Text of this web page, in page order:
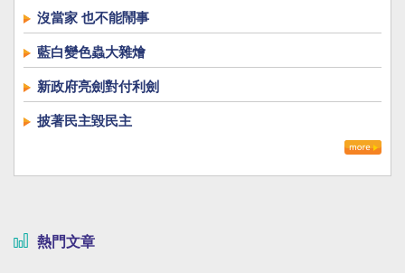
沒當家 也不能鬧事
藍白變色蟲大雜燴
新政府亮劍對付利劍
披著民主毀民主
熱門文章